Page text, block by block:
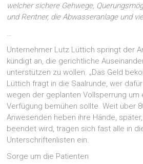
welcher sichere Gehwege,
und Rentner, die Abwasseranlage und
…
Unternehmer Lutz Lüttich springt der
kündigt an, die gerichtliche
unterstützen zu wollen. „Das Geld
Lüttich fragt in die Saalrunde, wer
wegen der geplanten Vollsperrung um
Verfügung bemühen sollte. Weit über
Anwesenden heben ihre Hände,
beendet wird, tragen sich fast alle in
Unterschriftenlisten ein.
Sorge um die Patienten